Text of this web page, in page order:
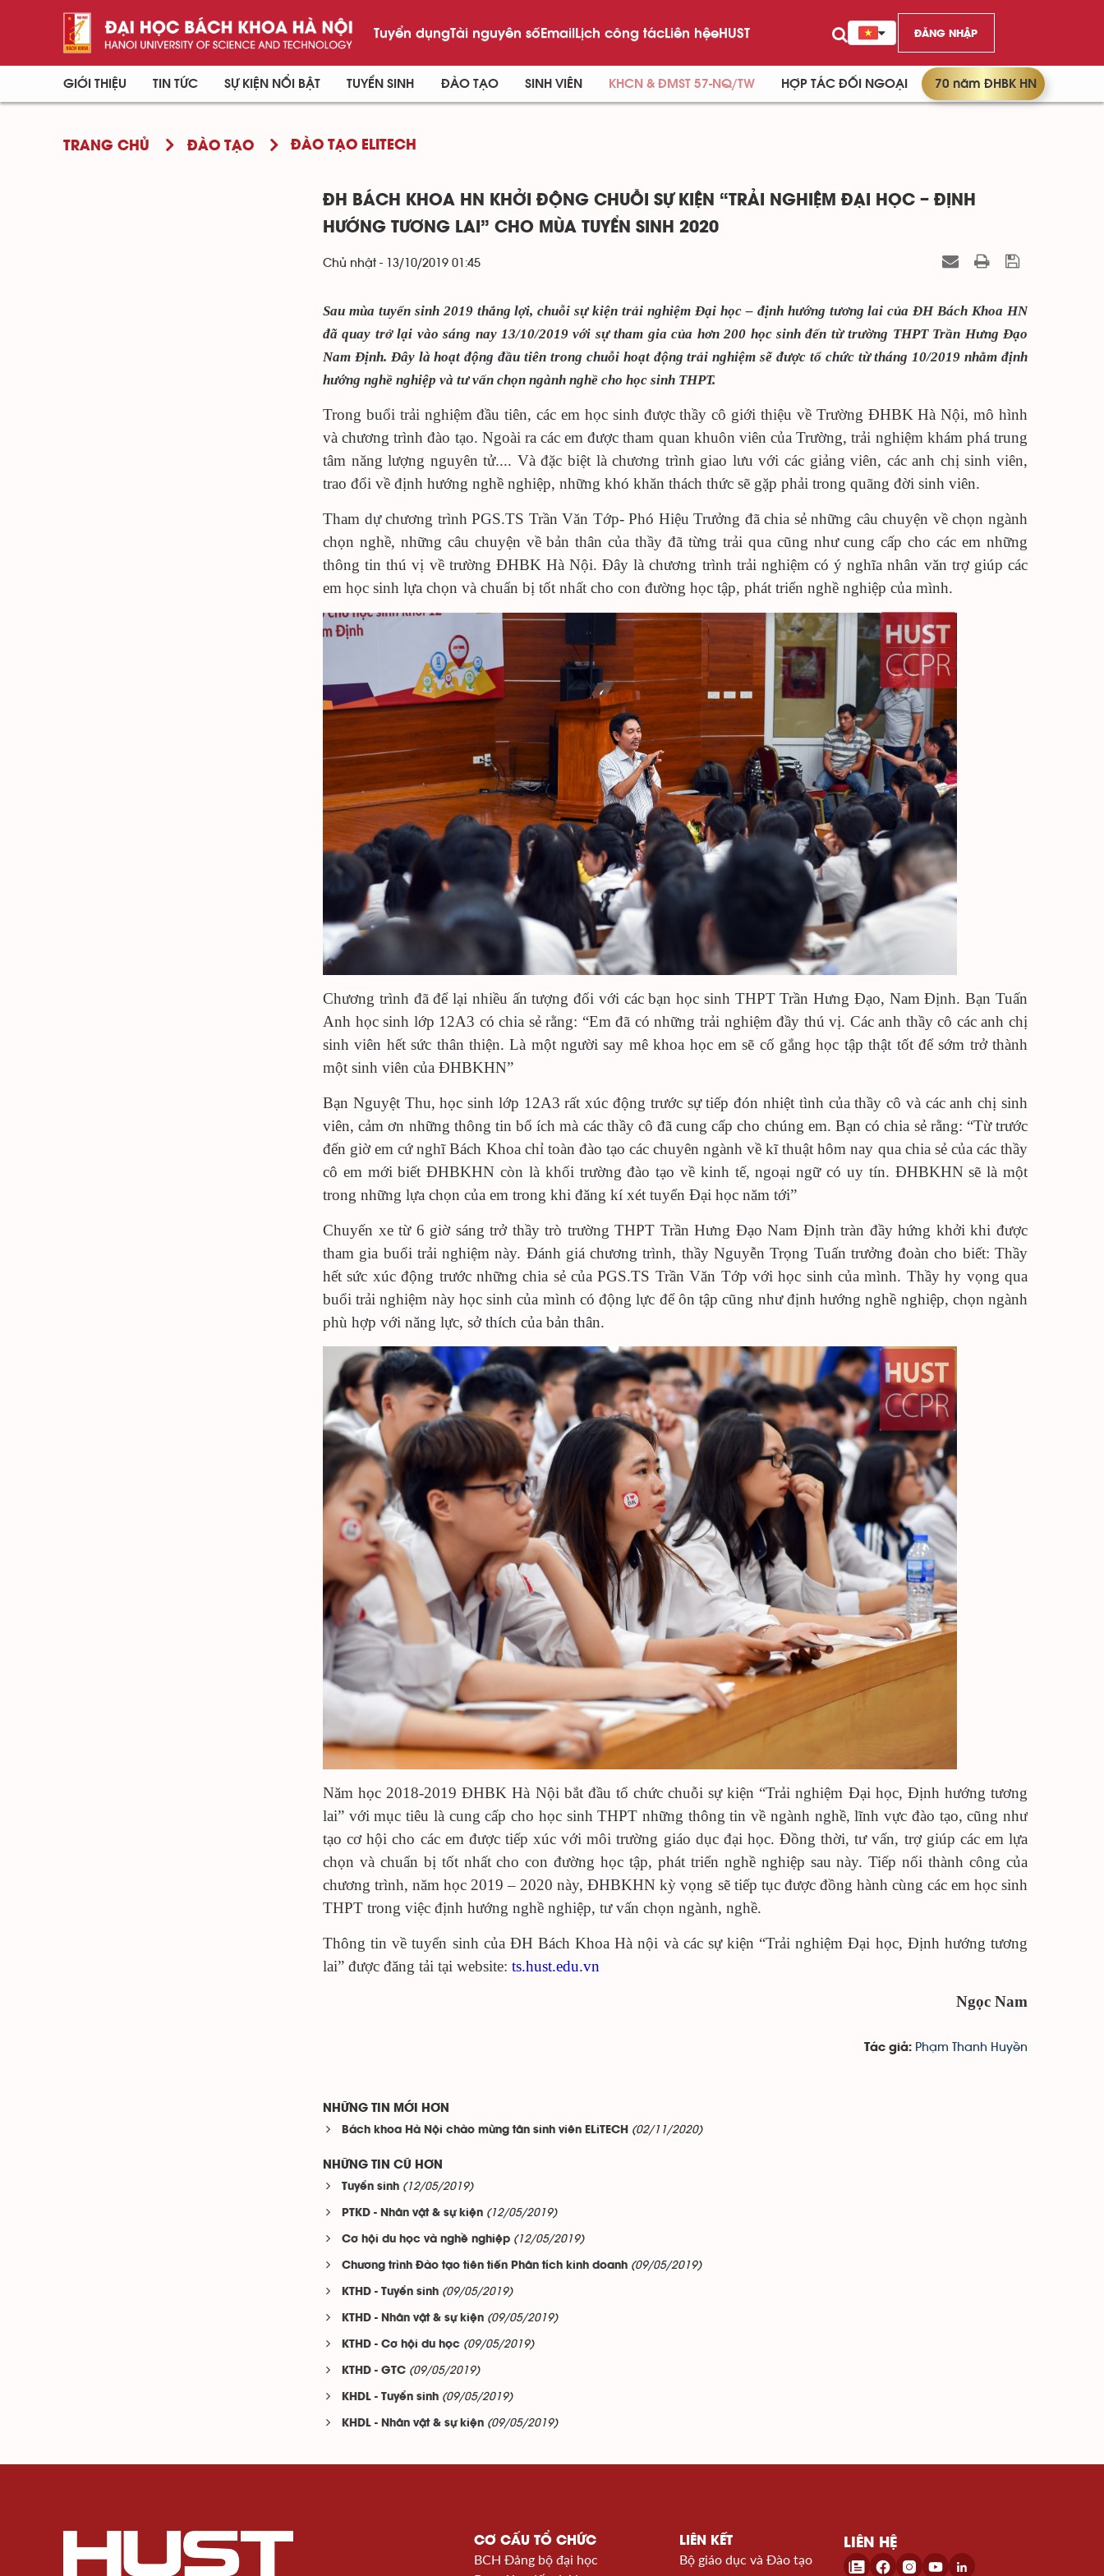
Tuyển dụngTài nguyên sốEmailLịch công tácLiên hệeHUST ĐĂNG NHẬP
GIỚI THIỆU TIN TỨC SỰ KIỆN NỔI BẬT TUYỂN SINH ĐÀO TẠO SINH VIÊN KHCN & ĐMST 57-NQ/TW HỢP TÁC ĐỐI NGOẠI 70 năm ĐHBK HN
TRANG CHỦ ĐÀO TẠO ĐÀO TẠO ELITECH
ĐH BÁCH KHOA HN KHỞI ĐỘNG CHUỖI SỰ KIỆN “TRẢI NGHIỆM ĐẠI HỌC – ĐỊNH
HƯỚNG TƯƠNG LAI” CHO MÙA TUYỂN SINH 2020
Chủ nhật - 13/10/2019 01:45
Sau mùa tuyển sinh 2019 thắng lợi, chuỗi sự kiện trải nghiệm Đại học – định hướng tương lai của ĐH Bách Khoa HN
đã quay trở lại vào sáng nay 13/10/2019 với sự tham gia của hơn 200 học sinh đến từ trường THPT Trần Hưng Đạo
Nam Định. Đây là hoạt động đầu tiên trong chuỗi hoạt động trải nghiệm sẽ được tổ chức từ tháng 10/2019 nhằm định
hướng nghề nghiệp và tư vấn chọn ngành nghề cho học sinh THPT.
Trong buổi trải nghiệm đầu tiên, các em học sinh được thầy cô giới thiệu về Trường ĐHBK Hà Nội, mô hình
và chương trình đào tạo. Ngoài ra các em được tham quan khuôn viên của Trường, trải nghiệm khám phá trung
tâm năng lượng nguyên tử.... Và đặc biệt là chương trình giao lưu với các giảng viên, các anh chị sinh viên,
trao đổi về định hướng nghề nghiệp, những khó khăn thách thức sẽ gặp phải trong quãng đời sinh viên.
Tham dự chương trình PGS.TS Trần Văn Tớp- Phó Hiệu Trưởng đã chia sẻ những câu chuyện về chọn ngành
chọn nghề, những câu chuyện về bản thân của thầy đã từng trải qua cũng như cung cấp cho các em những
thông tin thú vị về trường ĐHBK Hà Nội. Đây là chương trình trải nghiệm có ý nghĩa nhân văn trợ giúp các
em học sinh lựa chọn và chuẩn bị tốt nhất cho con đường học tập, phát triển nghề nghiệp của mình.
Chương trình đã để lại nhiều ấn tượng đối với các bạn học sinh THPT Trần Hưng Đạo, Nam Định. Bạn Tuấn
Anh học sinh lớp 12A3 có chia sẻ rằng: “Em đã có những trải nghiệm đầy thú vị. Các anh thầy cô các anh chị
sinh viên hết sức thân thiện. Là một người say mê khoa học em sẽ cố gắng học tập thật tốt để sớm trở thành
một sinh viên của ĐHBKHN”
Bạn Nguyệt Thu, học sinh lớp 12A3 rất xúc động trước sự tiếp đón nhiệt tình của thầy cô và các anh chị sinh
viên, cảm ơn những thông tin bổ ích mà các thầy cô đã cung cấp cho chúng em. Bạn có chia sẻ rằng: “Từ trước
đến giờ em cứ nghĩ Bách Khoa chỉ toàn đào tạo các chuyên ngành về kĩ thuật hôm nay qua chia sẻ của các thầy
cô em mới biết ĐHBKHN còn là khối trường đào tạo về kinh tế, ngoại ngữ có uy tín. ĐHBKHN sẽ là một
trong những lựa chọn của em trong khi đăng kí xét tuyển Đại học năm tới”
Chuyến xe từ 6 giờ sáng trở thầy trò trường THPT Trần Hưng Đạo Nam Định tràn đầy hứng khởi khi được
tham gia buổi trải nghiệm này. Đánh giá chương trình, thầy Nguyễn Trọng Tuấn trưởng đoàn cho biết: Thầy
hết sức xúc động trước những chia sẻ của PGS.TS Trần Văn Tớp với học sinh của mình. Thầy hy vọng qua
buổi trải nghiệm này học sinh của mình có động lực để ôn tập cũng như định hướng nghề nghiệp, chọn ngành
phù hợp với năng lực, sở thích của bản thân.
Năm học 2018-2019 ĐHBK Hà Nội bắt đầu tổ chức chuỗi sự kiện “Trải nghiệm Đại học, Định hướng tương
lai” với mục tiêu là cung cấp cho học sinh THPT những thông tin về ngành nghề, lĩnh vực đào tạo, cũng như
tạo cơ hội cho các em được tiếp xúc với môi trường giáo dục đại học. Đồng thời, tư vấn, trợ giúp các em lựa
chọn và chuẩn bị tốt nhất cho con đường học tập, phát triển nghề nghiệp sau này. Tiếp nối thành công của
chương trình, năm học 2019 – 2020 này, ĐHBKHN kỳ vọng sẽ tiếp tục được đồng hành cùng các em học sinh
THPT trong việc định hướng nghề nghiệp, tư vấn chọn ngành, nghề.
Thông tin về tuyển sinh của ĐH Bách Khoa Hà nội và các sự kiện “Trải nghiệm Đại học, Định hướng tương
lai” được đăng tải tại website: ts.hust.edu.vn
Ngọc Nam
Tác giả: Phạm Thanh Huyền
NHỮNG TIN MỚI HƠN
Bách khoa Hà Nội chào mừng tân sinh viên ELiTECH (02/11/2020)
NHỮNG TIN CŨ HƠN
Tuyển sinh (12/05/2019)
PTKD - Nhân vật & sự kiện (12/05/2019)
Cơ hội du học và nghề nghiệp (12/05/2019)
Chương trình Đào tạo tiên tiến Phân tích kinh doanh (09/05/2019)
KTHD - Tuyển sinh (09/05/2019)
KTHD - Nhân vật & sự kiện (09/05/2019)
KTHD - Cơ hội du học (09/05/2019)
KTHD - GTC (09/05/2019)
KHDL - Tuyển sinh (09/05/2019)
KHDL - Nhân vật & sự kiện (09/05/2019)
CƠ CẤU TỔ CHỨC
BCH Đảng bộ đại học
LIÊN KẾT
Bộ giáo dục và Đào tạo
LIÊN HỆ